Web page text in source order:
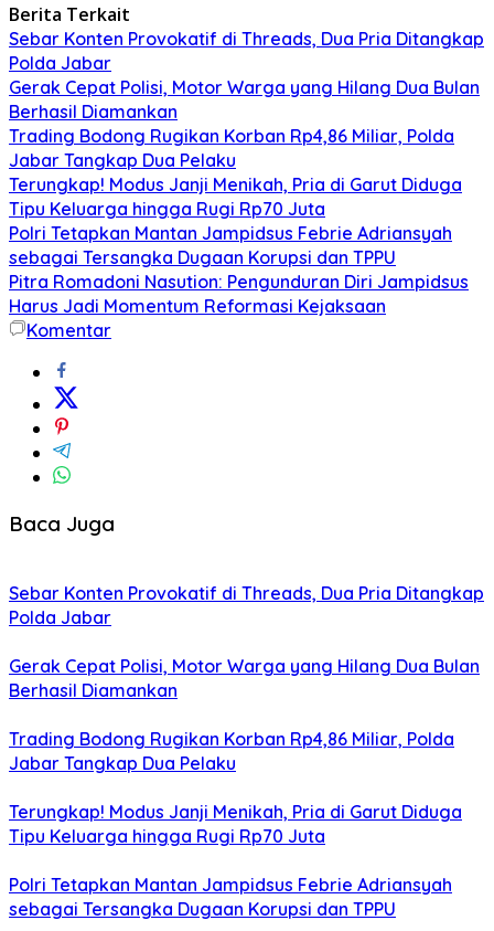
Berita Terkait
Sebar Konten Provokatif di Threads, Dua Pria Ditangkap
Polda Jabar
Gerak Cepat Polisi, Motor Warga yang Hilang Dua Bulan
Berhasil Diamankan
Trading Bodong Rugikan Korban Rp4,86 Miliar, Polda
Jabar Tangkap Dua Pelaku
Terungkap! Modus Janji Menikah, Pria di Garut Diduga
Tipu Keluarga hingga Rugi Rp70 Juta
Polri Tetapkan Mantan Jampidsus Febrie Adriansyah
sebagai Tersangka Dugaan Korupsi dan TPPU
Pitra Romadoni Nasution: Pengunduran Diri Jampidsus
Harus Jadi Momentum Reformasi Kejaksaan
Komentar
Baca Juga
Sebar Konten Provokatif di Threads, Dua Pria Ditangkap
Polda Jabar
Gerak Cepat Polisi, Motor Warga yang Hilang Dua Bulan
Berhasil Diamankan
Trading Bodong Rugikan Korban Rp4,86 Miliar, Polda
Jabar Tangkap Dua Pelaku
Terungkap! Modus Janji Menikah, Pria di Garut Diduga
Tipu Keluarga hingga Rugi Rp70 Juta
Polri Tetapkan Mantan Jampidsus Febrie Adriansyah
sebagai Tersangka Dugaan Korupsi dan TPPU